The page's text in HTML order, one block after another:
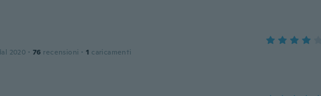
2020 · 76 recensioni · 1 caricamenti